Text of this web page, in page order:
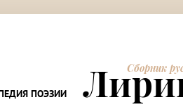
ПОЭЗИИ
Сборник